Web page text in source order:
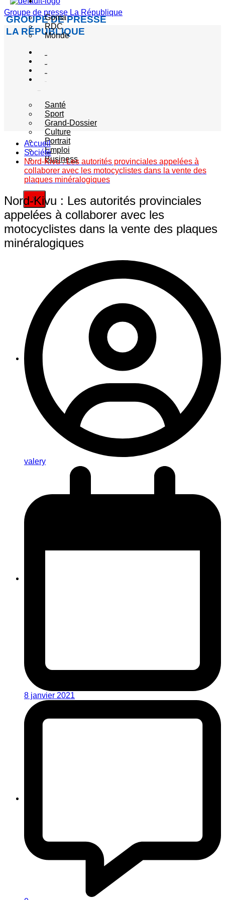
Groupe de presse La République
GROUPE DE PRESSE
LA RÉPUBLIQUE
Goma
RDC
Monde
Santé
Sport
Grand-Dossier
Culture
Portrait
Emploi
Business
X
Accueil
Société
Nord-Kivu : Les autorités provinciales appelées à
collaborer avec les motocyclistes dans la vente des
plaques minéralogiques
Nord-Kivu : Les autorités provinciales
appelées à collaborer avec les
motocyclistes dans la vente des plaques
minéralogiques
valery
8 janvier 2021